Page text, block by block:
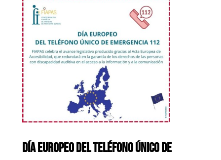
DÍA EUROPEO DEL TELÉFONO ÚNICO DE